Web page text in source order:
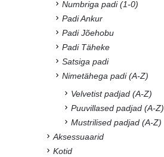
Numbriga padi (1-0)
Padi Ankur
Padi Jõehobu
Padi Täheke
Satsiga padi
Nimetähega padi (A-Z)
Velvetist padjad (A-Z)
Puuvillased padjad (A-Z)
Mustrilised padjad (A-Z)
Aksessuaarid
Kotid